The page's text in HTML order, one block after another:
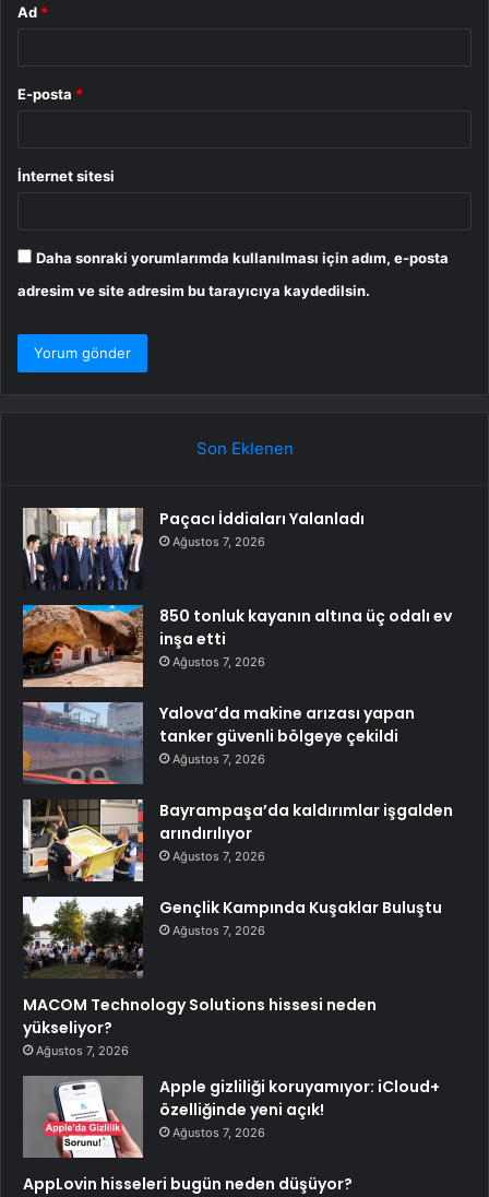
Ad *
E-posta *
İnternet sitesi
Daha sonraki yorumlarımda kullanılması için adım, e-posta
adresim ve site adresim bu tarayıcıya kaydedilsin.
Son Eklenen
Paçacı İddiaları Yalanladı
Ağustos 7, 2026
850 tonluk kayanın altına üç odalı ev
inşa etti
Ağustos 7, 2026
Yalova’da makine arızası yapan
tanker güvenli bölgeye çekildi
Ağustos 7, 2026
Bayrampaşa’da kaldırımlar işgalden
arındırılıyor
Ağustos 7, 2026
Gençlik Kampında Kuşaklar Buluştu
Ağustos 7, 2026
MACOM Technology Solutions hissesi neden
yükseliyor?
Ağustos 7, 2026
Apple gizliliği koruyamıyor: iCloud+
özelliğinde yeni açık!
Ağustos 7, 2026
AppLovin hisseleri bugün neden düşüyor?